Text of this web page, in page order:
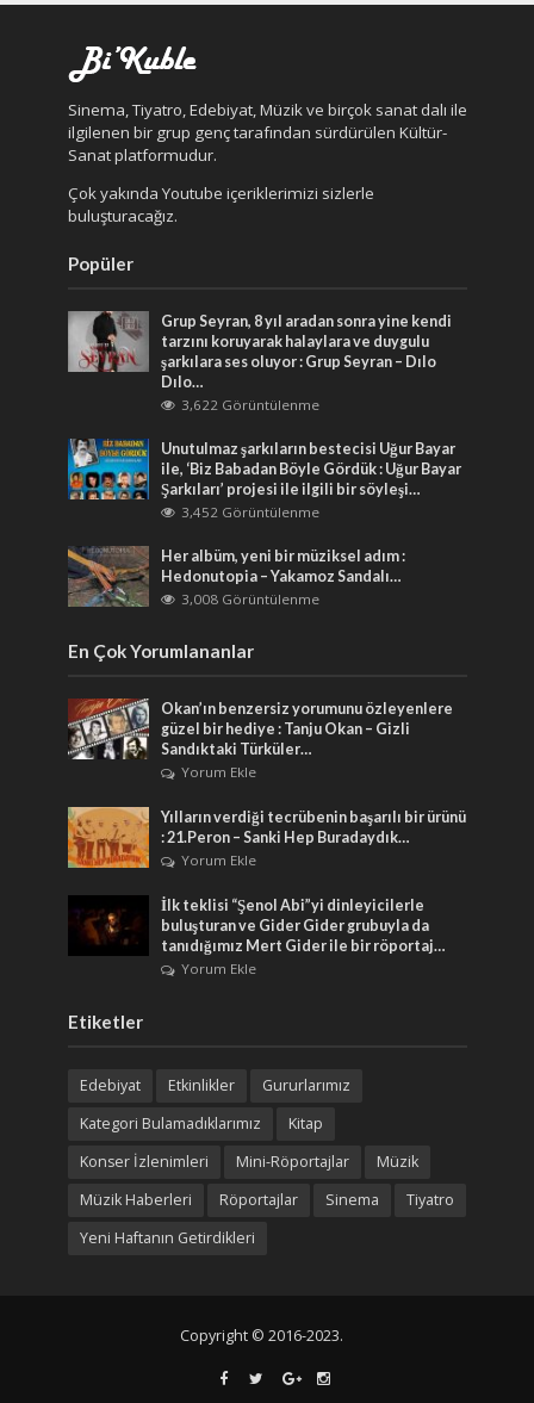
Sinema, Tiyatro, Edebiyat, Müzik ve birçok sanat dalı ile
ilgilenen bir grup genç tarafından sürdürülen Kültür-
Sanat platformudur.
Çok yakında Youtube içeriklerimizi sizlerle
buluşturacağız.
Popüler
Grup Seyran, 8 yıl aradan sonra yine kendi
tarzını koruyarak halaylara ve duygulu
şarkılara ses oluyor : Grup Seyran – Dılo
Dılo…
3,622 Görüntülenme
Unutulmaz şarkıların bestecisi Uğur Bayar
ile, ‘Biz Babadan Böyle Gördük : Uğur Bayar
Şarkıları’ projesi ile ilgili bir söyleşi…
3,452 Görüntülenme
Her albüm, yeni bir müziksel adım :
Hedonutopia – Yakamoz Sandalı…
3,008 Görüntülenme
En Çok Yorumlananlar
Okan’ın benzersiz yorumunu özleyenlere
güzel bir hediye : Tanju Okan – Gizli
Sandıktaki Türküler…
Yorum Ekle
Yılların verdiği tecrübenin başarılı bir ürünü
: 21.Peron – Sanki Hep Buradaydık…
Yorum Ekle
İlk teklisi “Şenol Abi”yi dinleyicilerle
buluşturan ve Gider Gider grubuyla da
tanıdığımız Mert Gider ile bir röportaj…
Yorum Ekle
Etiketler
Edebiyat Etkinlikler
Gururlarımız
Kategori Bulamadıklarımız
Kitap
Konser İzlenimleri
Mini-Röportajlar
Müzik
Müzik Haberleri
Röportajlar Sinema
Tiyatro
Yeni Haftanın Getirdikleri
Copyright © 2016-2023.